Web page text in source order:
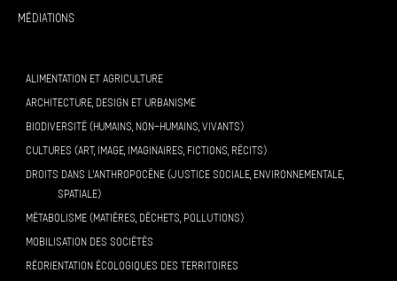
Médiations
ALIMENTATION ET AGRICULTURE
ARCHITECTURE, DESIGN ET URBANISME
BIODIVERSITÉ (HUMAINS, NON-HUMAINS, VIVANTS)
CULTURES (ART, IMAGE, IMAGINAIRES, FICTIONS, RÉCITS)
DROITS DANS L’ANTHROPOCÈNE (JUSTICE SOCIALE, ENVIRONNEMENTALE,
SPATIALE)
MÉTABOLISME (MATIÈRES, DÉCHETS, POLLUTIONS)
MOBILISATION DES SOCIÉTÉS
RÉORIENTATION ÉCOLOGIQUES DES TERRITOIRES